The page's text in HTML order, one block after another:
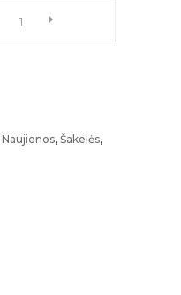
Naujienos, Šakelės,